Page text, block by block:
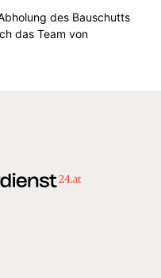
des Bauschutts
das Team von